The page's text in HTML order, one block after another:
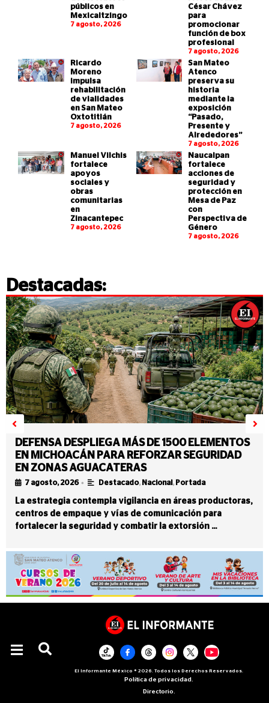
públicos en
Mexicaltzingo
7 agosto, 2026
César Chávez
para
promocionar
función de box
profesional
7 agosto, 2026
Ricardo
Moreno
impulsa
rehabilitación
de vialidades
en San Mateo
Oxtotitlán
7 agosto, 2026
San Mateo
Atenco
preserva su
historia
mediante la
exposición
“Pasado,
Presente y
Alrededores”
7 agosto, 2026
Manuel Vilchis
fortalece
apoyos
sociales y
obras
comunitarias
en
Zinacantepec
7 agosto, 2026
Naucalpan
fortalece
acciones de
seguridad y
protección en
Mesa de Paz
con
Perspectiva de
Género
7 agosto, 2026
Destacadas:
DEFENSA DESPLIEGA MÁS DE 1500 ELEMENTOS
EN MICHOACÁN PARA REFORZAR SEGURIDAD
EN ZONAS AGUACATERAS
7 agosto, 2026 • Destacado, Nacional , Portada
La estrategia contempla vigilancia en áreas productoras,
centros de empaque y vías de comunicación para
fortalecer la seguridad y combatir la extorsión …
El Informante México ® 2026. Todos los Derechos Reservados.
Política de privacidad.
Directorio.